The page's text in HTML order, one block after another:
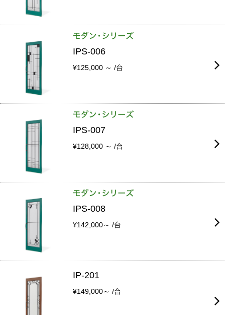
IPS-006
¥125,000 ～ /台
IPS-007
¥128,000 ～ /台
IPS-008
¥142,000～ /台
IP-201
¥149,000～ /台